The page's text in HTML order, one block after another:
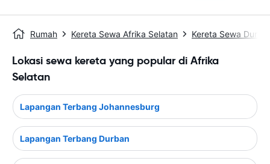
Rumah Kereta Sewa Afrika Selatan Kereta Sewa
Lokasi sewa kereta yang popular di Afrika
Selatan
Lapangan Terbang Johannesburg
Lapangan Terbang Durban